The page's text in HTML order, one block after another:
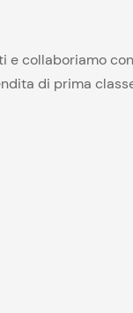
e collaboriamo
di prima